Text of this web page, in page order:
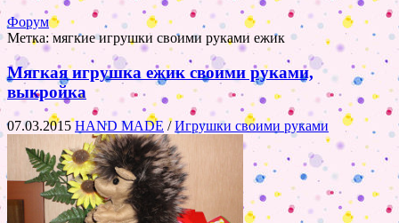
Форум
Метка:мягкие игрушки своими руками ежик
Мягкая игрушка ежик своими руками,
выкройка
07.03.2015HAND MADE /Игрушки своими руками